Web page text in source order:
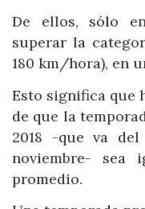
De ellos, sólo
superar la
180 km/hora), en
Esto significa que
de que la
2018 -que va
noviembre- sea
promedio.